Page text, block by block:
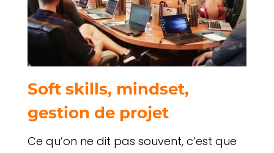
Soft skills, mindset,
gestion de projet
Ce qu’on ne dit pas souvent, c’est que